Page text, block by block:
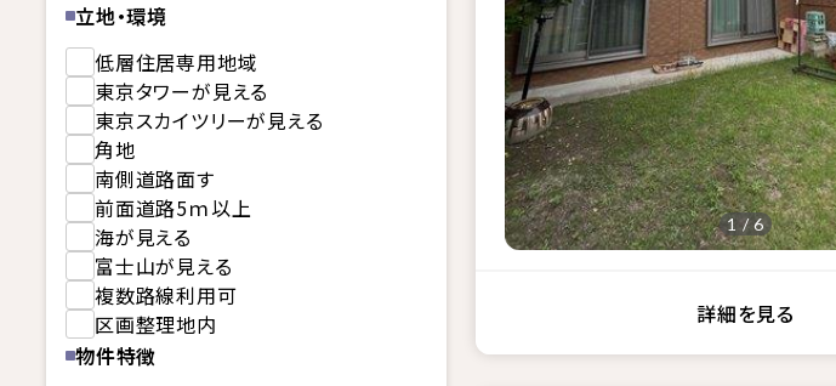
立地・環境
低層住居専用地域
東京タワーが見える
東京スカイツリーが見える
角地
南側道路面す
前面道路5ｍ以上
海が見える
富士山が見える
複数路線利用可
区画整理地内
物件特徴
1 / 6
詳細を見る